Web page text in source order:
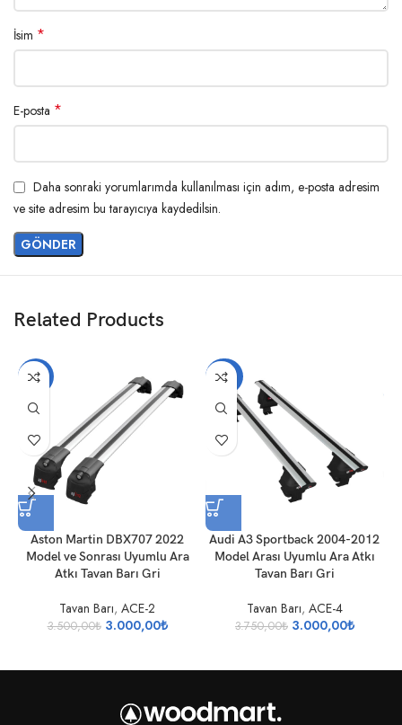
İsim *
E-posta *
Daha sonraki yorumlarımda kullanılması için adım, e-posta adresim
ve site adresim bu tarayıcıya kaydedilsin.
Related Products
-14%
Aston Martin DBX707 2022
Model ve Sonrası Uyumlu Ara
Atkı Tavan Barı Gri
Tavan Barı, ACE-2
3.500,00₺ 3.000,00₺
-20%
Audi A3 Sportback 2004-2012
Model Arası Uyumlu Ara Atkı
Tavan Barı Gri
Tavan Barı, ACE-4
3.750,00₺ 3.000,00₺